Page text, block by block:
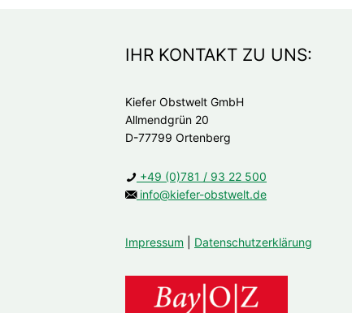
IHR KONTAKT ZU UNS:
Kiefer Obstwelt GmbH
Allmendgrün 20
D-77799 Ortenberg
+49 (0)781 / 93 22 500
info@kiefer-obstwelt.de
Impressum Datenschutzerklärung